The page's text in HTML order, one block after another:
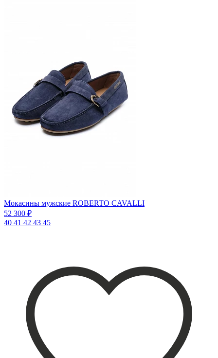
Мокасины мужские ROBERTO CAVALLI
52 300 ₽
40 41 42 43 45